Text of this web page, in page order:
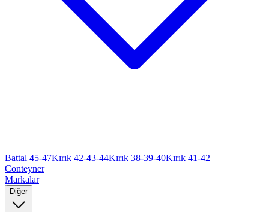
Battal 45-47Kırık 42-43-44Kırık 38-39-40Kırık 41-42
Conteyner
Markalar
Diğer